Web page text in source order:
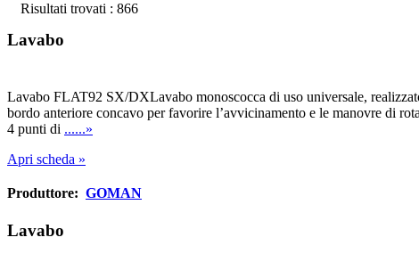
Risultati trovati : 866
Lavabo
Lavabo FLAT92 SX/DXLavabo monoscocca di uso universale,
bordo anteriore concavo per favorire l’avvicinamento e le manovre di
4 punti di ......»
Apri scheda »
Produttore: GOMAN
Lavabo